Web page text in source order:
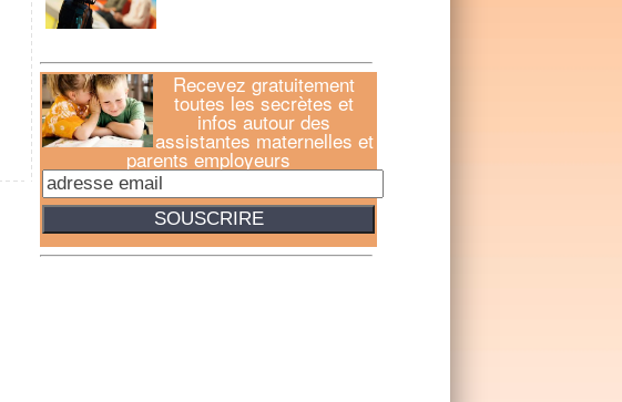
Recevez gratuitement
toutes les secrètes et
infos autour des
assistantes maternelles et
parents employeurs